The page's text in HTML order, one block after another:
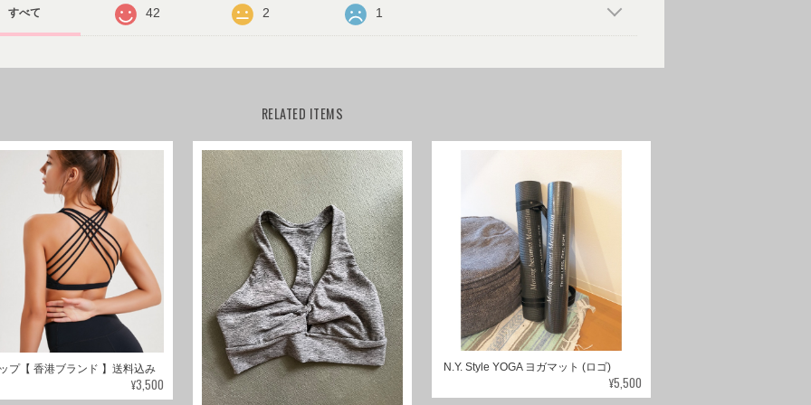
すべて 42 2 1
RELATED ITEMS
プ【 香港ブランド 】送料込み
¥3,500
N.Y. Style YOGA ヨガマット (ロゴ)
¥5,500